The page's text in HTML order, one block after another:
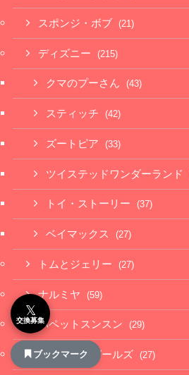
スポンジ・ボブ (21)
ディズニー (215)
クマのプーさん (43)
スティッチ (42)
ズートピア (33)
ツイステッドワンダーランド
トイ・ストーリー (37)
ベイマックス (27)
トムとジェリー (27)
ナルミヤ (59)
パペットスンスン (29)
パワーパフガールズ (27)
𝕏
交換募集
ブックマーク